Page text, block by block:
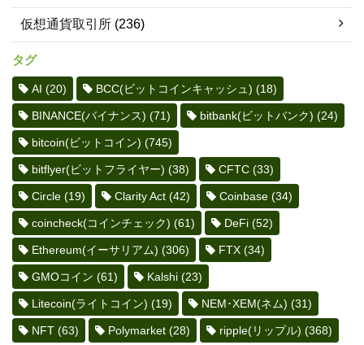
仮想通貨取引所 (236)
タグ
AI (20) BCC(ビットコインキャッシュ) (18)
BINANCE(バイナンス) (71) bitbank(ビットバンク) (24)
bitcoin(ビットコイン) (745)
bitflyer(ビットフライヤー) (38) CFTC (33)
Circle (19) Clarity Act (42) Coinbase (34)
coincheck(コインチェック) (61) DeFi (52)
Ethereum(イーサリアム) (306) FTX (34)
GMOコイン (61) Kalshi (23)
Litecoin(ライトコイン) (19) NEM･XEM(ネム) (31)
NFT (63) Polymarket (28) ripple(リップル) (368)